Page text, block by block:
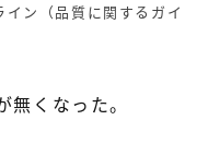
ン（品質に関するガイ
くなった。